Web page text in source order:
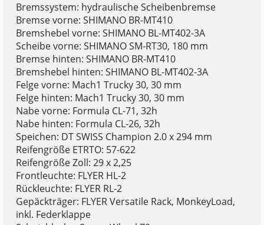
Bremssystem: hydraulische Scheibenbremse
Bremse vorne: SHIMANO BR-MT410
Bremshebel vorne: SHIMANO BL-MT402-3A
Scheibe vorne: SHIMANO SM-RT30, 180 mm
Bremse hinten: SHIMANO BR-MT410
Bremshebel hinten: SHIMANO BL-MT402-3A
Felge vorne: Mach1 Trucky 30, 30 mm
Felge hinten: Mach1 Trucky 30, 30 mm
Nabe vorne: Formula CL-71, 32h
Nabe hinten: Formula CL-26, 32h
Speichen: DT SWISS Champion 2.0 x 294 mm
Reifengröße ETRTO: 57-622
Reifengröße Zoll: 29 x 2,25
Frontleuchte: FLYER HL-2
Rückleuchte: FLYER RL-2
Gepäckträger: FLYER Versatile Rack, MonkeyLoad,
inkl. Federklappe